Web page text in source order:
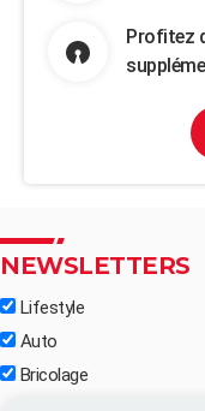
Profitez
NEWSLETTERS
Lifestyle
Auto
Bricolage